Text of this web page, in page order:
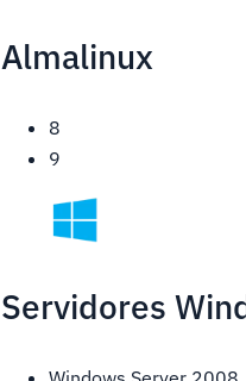
Almalinux
8
9
Servidores